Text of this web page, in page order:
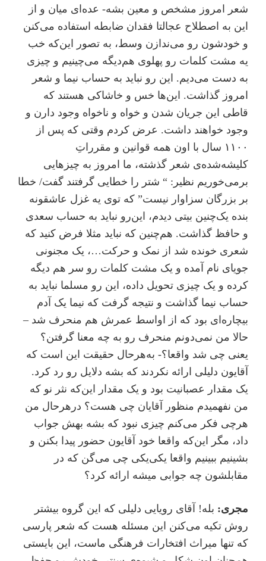
شعر امروز مشخص و معین بشه- عده‌ای میان و از
این به اصطلاح عجالتا فقدان ضابطه استفاده می‌کنن
و خودشون رو می‌ندازن وسط، به تصور این‌که خب
یه مشت کلمات رو پهلوی هم‌دیگه می‌چینیم و چیزی
به دست می‌دیم. این رو نباید به حساب نیما و شعر
امروز گذاشت. این‌ها خس و خاشاکی هستند که
قاطی این جریان شدن و خواه و ناخواه وجود دارن و
وجود خواهند داشت. عرض کردم وقتی که پس از
۱۱۰۰ سال با اون همه قوانین و مقرراتِ
کلیشه‌شده‌ی شعر گذشته، ما امروز به چیزهایی
بر‌می‌خوریم نظیر: “ شتر را خطایی گرفتند گفت/ خطا
بر بزرگان سزاوار نیست” که توی یه غزل عاشقونه
بنده یک‌چنین بیتی دیدم، این‌رو نباید به حساب سعدی
و حافظ گذاشت. هم‌چنین که نباید مثلا فرض کنید که
شعری خونده شد از نمک و حرکت…، یک مجنونی
جویای نام آمده و یک مشت کلمات رو سر هم دیگه
کرده و یک چیزی تحویل داده، این رو مسلما نباید به
حساب نیما گذاشت و نتیجه گرفت که نیما یک آدم
بیچاره‌ای بود که از اواسط عمرش هم منحرف شد –
حالا من نمی‌دونم منحرف رو به چه معنا گرفتن؟
یعنی چی شد واقعا؟- به‌هر‌حال حقیقت این است که
آقایون دلیلی ارائه نکردند که بشه دلایل رو رد کرد.
یک مقدار عصبانیت بود و یک مقدار این‌که نثر نو که
من نفهمیدم منظور آقایان چی هست؟ در‌هر‌حال من
هر‌چی فکر می‌کنم چیزی نبود که بشه بهش جواب
داد، مگر این‌که واقعا خود آقایون حضور پیدا بکنن و
بشینیم ببینیم واقعا یکی‌یکی چی می‌گن که در
مقابلشون چه جوابی میشه ارائه کرد؟
مجری: بله! آقای رویایی دلیلی که این گروه بیشتر
روش تکیه می‌کنن این مسئله هست که شعر پارسی
که تنها میراث افتخارات فرهنگی ماست، این بایستی